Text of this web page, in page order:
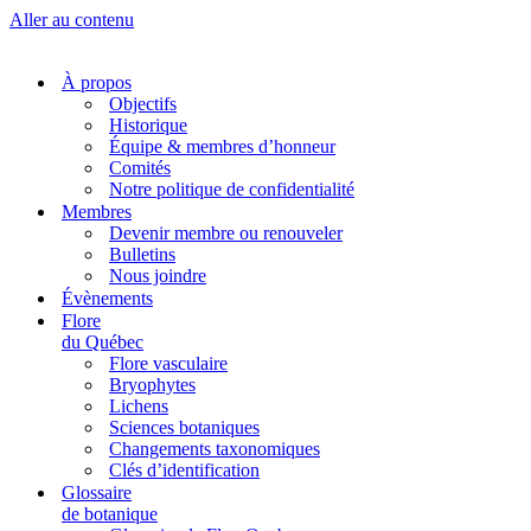
Aller au contenu
À propos
Objectifs
Historique
Équipe & membres d’honneur
Comités
Notre politique de confidentialité
Membres
Devenir membre ou renouveler
Bulletins
Nous joindre
Évènements
Flore
du Québec
Flore vasculaire
Bryophytes
Lichens
Sciences botaniques
Changements taxonomiques
Clés d’identification
Glossaire
de botanique